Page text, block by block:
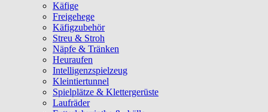
Käfige
Freigehege
Käfigzubehör
Streu & Stroh
Näpfe & Tränken
Heuraufen
Intelligenzspielzeug
Kleintiertunnel
Spielplätze & Klettergerüste
Laufräder